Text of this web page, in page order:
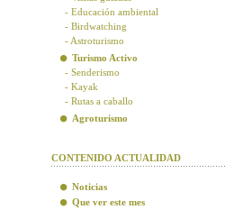
- Educación ambiental
- Birdwatching
- Astroturismo
Turismo Activo
- Senderismo
- Kayak
- Rutas a caballo
Agroturismo
CONTENIDO ACTUALIDAD
Noticias
Que ver este mes